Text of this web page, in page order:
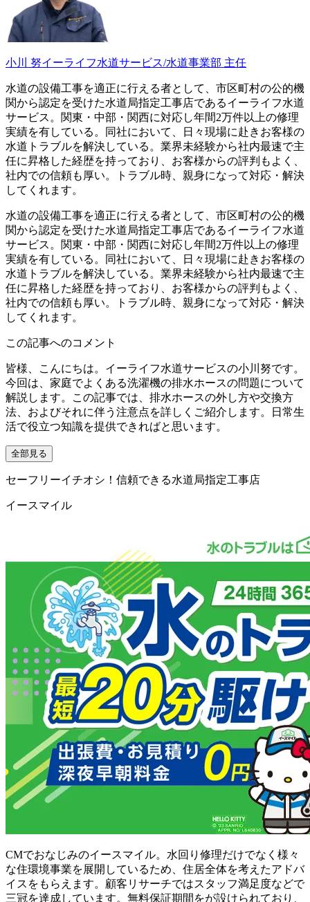
小川 努イーライフ水道サービス/水道事業部 主任
水道の設備工事を適正に行える者として、市区町村の公的機
関から認定を受けた水道局指定工事店であるイーライフ水道
サービス。関東・中部・関西に対応し年間2万件以上の修理
実績を有している。同社において、日々現場に赴きお客様の
水道トラブルを解決している。業界未経験から社内最速で主
任に昇格した経歴を持っており、お客様からの評判もよく、
社内での信頼も厚い。トラブル時、親身になって対応・解決
してくれます。
水道の設備工事を適正に行える者として、市区町村の公的機
関から認定を受けた水道局指定工事店であるイーライフ水道
サービス。関東・中部・関西に対応し年間2万件以上の修理
実績を有している。同社において、日々現場に赴きお客様の
水道トラブルを解決している。業界未経験から社内最速で主
任に昇格した経歴を持っており、お客様からの評判もよく、
社内での信頼も厚い。トラブル時、親身になって対応・解決
してくれます。
この記事へのコメント
皆様、こんにちは。イーライフ水道サービスの小川努です。
今回は、家庭でよくある洗濯機の排水ホースの問題について
解説します。この記事では、排水ホースの外し方や交換方
法、およびそれに伴う注意点を詳しくご紹介します。日常生
活で役立つ知識を提供できればと思います。
全部見る
セーフリーイチオシ！信頼できる水道局指定工事店
イースマイル
CMでおなじみのイースマイル。水回り修理だけでなく様々
な住環境事業を展開しているため、住居全体を考えたアドバ
イスをもらえます。顧客リサーチではスタッフ満足度などで
三冠を達成しています。無料保証期間をが設けられており、